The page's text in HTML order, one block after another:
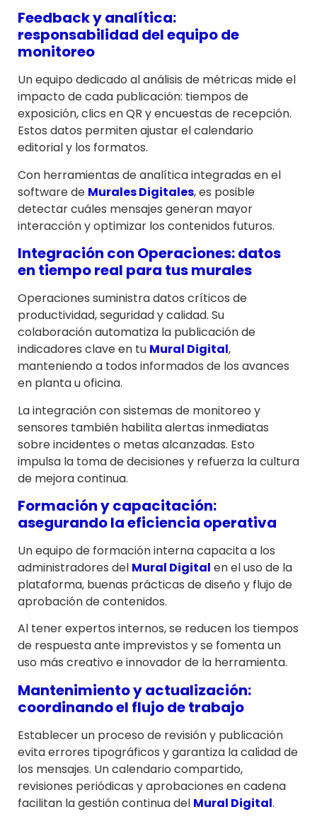
Feedback y analítica:
responsabilidad del equipo de
monitoreo
Un equipo dedicado al análisis de métricas mide el
impacto de cada publicación: tiempos de
exposición, clics en QR y encuestas de recepción.
Estos datos permiten ajustar el calendario
editorial y los formatos.
Con herramientas de analítica integradas en el
software de Murales Digitales, es posible
detectar cuáles mensajes generan mayor
interacción y optimizar los contenidos futuros.
Integración con Operaciones: datos
en tiempo real para tus murales
Operaciones suministra datos críticos de
productividad, seguridad y calidad. Su
colaboración automatiza la publicación de
indicadores clave en tu Mural Digital,
manteniendo a todos informados de los avances
en planta u oficina.
La integración con sistemas de monitoreo y
sensores también habilita alertas inmediatas
sobre incidentes o metas alcanzadas. Esto
impulsa la toma de decisiones y refuerza la cultura
de mejora continua.
Formación y capacitación:
asegurando la eficiencia operativa
Un equipo de formación interna capacita a los
administradores del Mural Digital en el uso de la
plataforma, buenas prácticas de diseño y flujo de
aprobación de contenidos.
Al tener expertos internos, se reducen los tiempos
de respuesta ante imprevistos y se fomenta un
uso más creativo e innovador de la herramienta.
Mantenimiento y actualización:
coordinando el flujo de trabajo
Establecer un proceso de revisión y publicación
evita errores tipográficos y garantiza la calidad de
los mensajes. Un calendario compartido,
revisiones periódicas y aprobaciones en cadena
facilitan la gestión continua del Mural Digital.